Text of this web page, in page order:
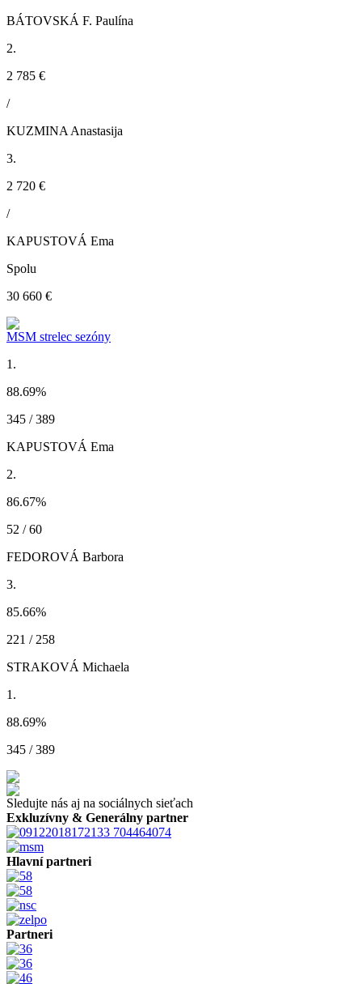
BÁTOVSKÁ F. Paulína
2.
2 785 €
/
KUZMINA Anastasija
3.
2 720 €
/
KAPUSTOVÁ Ema
Spolu
30 660 €
MSM strelec sezóny
1.
88.69%
345 / 389
KAPUSTOVÁ Ema
2.
86.67%
52 / 60
FEDOROVÁ Barbora
3.
85.66%
221 / 258
STRAKOVÁ Michaela
1.
88.69%
345 / 389
Sledujte nás aj na sociálnych sieťach
Exkluzívny & Generálny partner
Hlavní partneri
Partneri